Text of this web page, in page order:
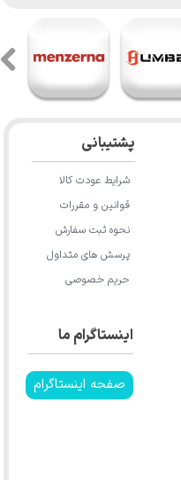
اینستاگرام ما
صفحه اینستاگرام
پشتیبانی
شرایط عودت کالا
قوانین و مقررات
نحوه ثبت سفارش
پرسش های متداول
حریم خصوصی